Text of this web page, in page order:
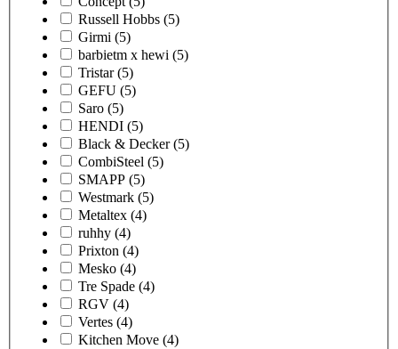
Russell Hobbs (5)
Girmi (5)
barbietm x hewi (5)
Tristar (5)
GEFU (5)
Saro (5)
HENDI (5)
Black & Decker (5)
CombiSteel (5)
SMAPP (5)
Westmark (5)
Metaltex (4)
ruhhy (4)
Prixton (4)
Mesko (4)
Tre Spade (4)
RGV (4)
Vertes (4)
Kitchen Move (4)